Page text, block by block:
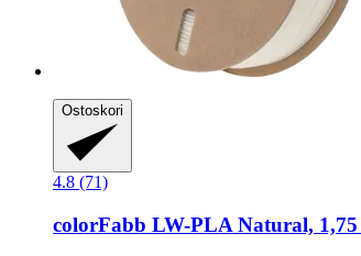
Ostoskori
4.8 (71)
colorFabb LW-​PLA Natural, 1,75